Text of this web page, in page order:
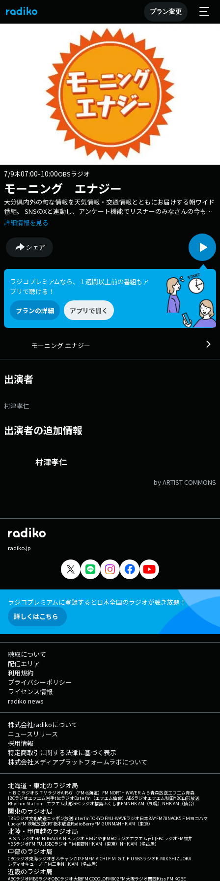
プラン変更
7/9木07:00-10:00OBSラジオ
モーニング エナジー
大分県内外の旬な情報を天気情報・交通情報とともにお届けする朝ワイド
番組。 SNSのXと連動し、アンケート機能でリスナーのみなさんの今も届
けてもらいます。 #asa933をつけてつぶやいてください。
詳細情報を見る
シェア
ラジコプレミアムなら、１週間以上前の番組もア
プリで聴ける！
プランの詳細 アプリで開く
モーニング エナジー
出演者
村津孝仁
出演者の追加情報
村津孝仁
by ARTIST COMMONS
radiko.jp
ラジコプレミアムに登録すると日本全国のラジオが聴き放題！
詳しくはこちら
聴取について
配信エリア
利用規約
プライバシーポリシー
ライセンス情報
radiko news
株式会社radikoについて
ニュースリリース
採用情報
特定商取引に関する法律に基づく表示
株式会社メディアプラットフォームラボについて
北海道・東北のラジオ局
ＨＢＣラジオＳＴＶラジオAIR-G'（FM北海道） FM NORTH WAVEＲＡＢ青森放送エフエム青森
IBCラジオエフエム岩手tbcラジオDate fm（エフエム仙台） ABSラジオエフエム秋田YBC山形放送
Rhythm Station エフエム山形RFCラジオ福島ふくしまFMNHK AM（札幌） NHK AM（仙台）
関東のラジオ局
TBSラジオ文化放送ニッポン放送interfmTOKYO FMJ-WAVEラジオ日本BAYFM78NACK5 ＦＭヨコハマ
LuckyFM 茨城放送CRT栃木放送RadioBerryFM GUNMANHK AM（東京）
北陸・甲信越のラジオ局
ＢＳＮラジオFM NIIGATAＫＮＢラジオ ＦＭとやまMROラジオエフエム石川FBCラジオFM福井
YBSラジオFM FUJISBCラジオ ＦＭ長野NHK AM（東京） NHK AM（名古屋）
中部のラジオ局
CBCラジオ東海ラジオぎふチャンZIP-FMFM AICHI ＦＭ ＧＩＦＵ SBSラジオK-MIX SHIZUOKA
レディオキューブ ＦＭ三重NHK AM（名古屋）
近畿のラジオ局
ABCラジオMBSラジオOBCラジオ大阪FM COCOLOFM802FM大阪ラジオ関西Kiss FM KOBE